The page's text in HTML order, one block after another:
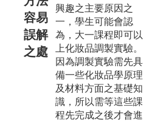
容易
誤解
之處
興趣之主要原因之
一，學生可能會認
為，大一課程即可以
上化妝品調製實驗。
因為調製實驗需先具
備一些化妝品學原理
及材料方面之基礎知
識，所以需等這些課
程先完成之後才會進